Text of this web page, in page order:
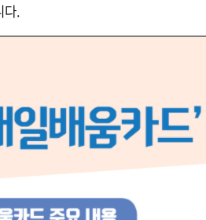
다.